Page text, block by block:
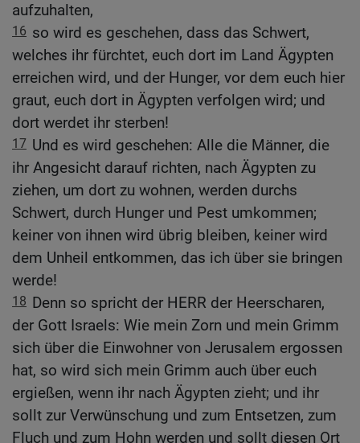
aufzuhalten,
16 so wird es geschehen, dass das Schwert,
welches ihr fürchtet, euch dort im Land Ägypten
erreichen wird, und der Hunger, vor dem euch hier
graut, euch dort in Ägypten verfolgen wird; und
dort werdet ihr sterben!
17 Und es wird geschehen: Alle die Männer, die
ihr Angesicht darauf richten, nach Ägypten zu
ziehen, um dort zu wohnen, werden durchs
Schwert, durch Hunger und Pest umkommen;
keiner von ihnen wird übrig bleiben, keiner wird
dem Unheil entkommen, das ich über sie bringen
werde!
18 Denn so spricht der HERR der Heerscharen,
der Gott Israels: Wie mein Zorn und mein Grimm
sich über die Einwohner von Jerusalem ergossen
hat, so wird sich mein Grimm auch über euch
ergießen, wenn ihr nach Ägypten zieht; und ihr
sollt zur Verwünschung und zum Entsetzen, zum
Fluch und zum Hohn werden und sollt diesen Ort